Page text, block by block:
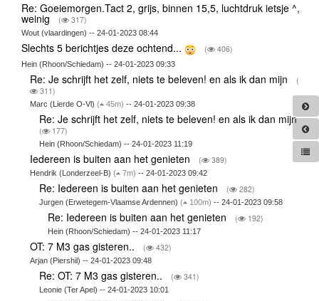
Re: Goeiemorgen.Tact 2, grijs, binnen 15,5, luchtdruk ietsje ^,
weinig ( 317)
Wout (vlaardingen) -- 24-01-2023 08:44
Slechts 5 berichtjes deze ochtend... ( 406)
Hein (Rhoon/Schiedam) -- 24-01-2023 09:33
Re: Je schrijft het zelf, niets te beleven! en als ik dan mijn
(
311)
Marc (Lierde O-Vl)( 45m) -- 24-01-2023 09:38
Re: Je schrijft het zelf, niets te beleven! en als ik dan mijn
( 177)
Hein (Rhoon/Schiedam) -- 24-01-2023 11:19
Iedereen is buiten aan het genieten ( 389)
Hendrik (Londerzeel-B)( 7m) -- 24-01-2023 09:42
Re: Iedereen is buiten aan het genieten ( 282)
Jurgen (Erwetegem-Vlaamse Ardennen) ( 100m) -- 24-01-2023 09:58
Re: Iedereen is buiten aan het genieten ( 192)
Hein (Rhoon/Schiedam) -- 24-01-2023 11:17
OT: 7 M3 gas gisteren.. ( 432)
Arjan (Piershil) -- 24-01-2023 09:48
Re: OT: 7 M3 gas gisteren.. ( 341)
Leonie (Ter Apel) -- 24-01-2023 10:01